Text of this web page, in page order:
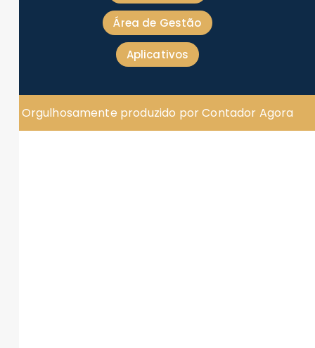
Área de Gestão
Aplicativos
Orgulhosamente produzido por Contador Agora